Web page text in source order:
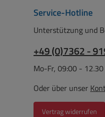
Service-Hotline
Unterstützung und
+49 (0)7362 -
Mo-Fr, 09:00 -
Oder über unser
Vertrag widerrufen